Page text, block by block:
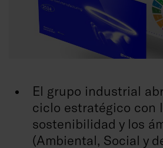
El grupo industrial
ciclo estratégico con
sostenibilidad y los
(Ambiental, Social y